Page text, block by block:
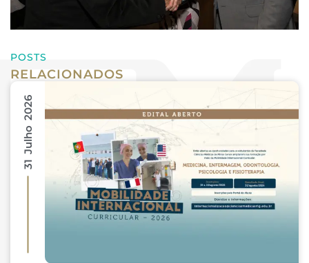
POSTS
RELACIONADOS
31 Julho 2026